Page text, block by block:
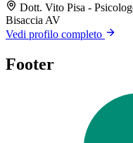
Dott. Vito Pisa -
Bisaccia AV
Vedi profilo completo
Footer